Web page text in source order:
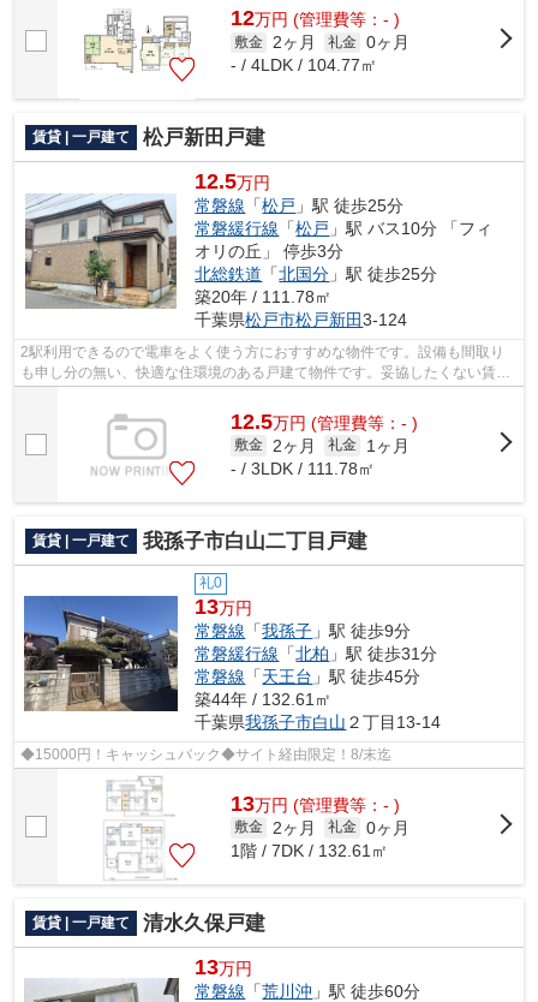
12万円 (管理費等：- )
敷金 2ヶ月 礼金 0ヶ月
- / 4LDK / 104.77㎡
賃貸 | 一戸建て 松戸新田戸建
12.5万円
常磐線 「松戸 」駅 徒歩25分
常磐緩行線 「松戸 」駅 バス10分 「フィ
オリの丘」 停歩3分
北総鉄道 「北国分 」駅 徒歩25分
築20年 / 111.78㎡
千葉県松戸市松戸新田3-124
2駅利用できるので電車をよく使う方におすすめな物件です。設備も間取り
も申し分の無い、快適な住環境のある戸建て物件です。妥協したくない賃貸
12.5万円 (管理費等：- )
敷金 2ヶ月 礼金
1ヶ月
- / 3LDK / 111.78㎡
賃貸 | 一戸建て 我孫子市白山二丁目戸建
礼0
13万円
常磐線 「我孫子 」駅 徒歩9分
常磐緩行線 「北柏 」駅 徒歩31分
常磐線 「天王台 」駅 徒歩45分
築44年 / 132.61㎡
千葉県我孫子市白山 ２丁目13-14
◆15000円！キャッシュバック◆サイト経由限定！8/末迄
13万円 (管理費等：- )
敷金 2ヶ月 礼金 0ヶ月
1階 / 7DK / 132.61㎡
賃貸 | 一戸建て 清水久保戸建
13万円
常磐線 「荒川沖 」駅 徒歩60分